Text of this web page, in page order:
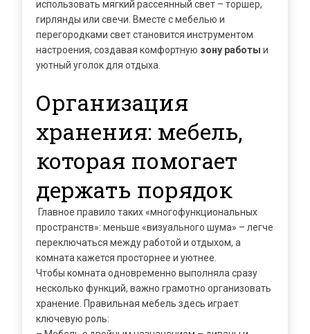
использовать мягкий рассеянный свет – торшер,
гирлянды или свечи. Вместе с мебелью и
перегородками свет становится инструментом
настроения, создавая комфортную зону работы и
уютный уголок для отдыха.
Организация
хранения: мебель,
которая помогает
держать порядок
Главное правило таких «многофункциональных
пространств»: меньше «визуального шума» – легче
переключаться между работой и отдыхом, а
комната кажется просторнее и уютнее.
Чтобы комната одновременно выполняла сразу
несколько функций, важно грамотно организовать
хранение. Правильная мебель здесь играет
ключевую роль: